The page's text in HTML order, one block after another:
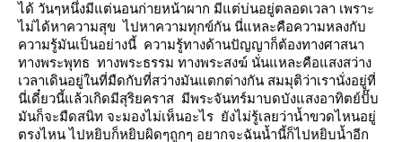
ได้ วันๆหนึ่งมีแต่นอนก่ายหน้าผาก มีแต่บ่นอยู่ตลอดเวลา เพราะ
ไม่ได้หาความสุข ไปหาความทุกข์กัน นี่แหละคือความหลงกับ
ความรู้มันเป็นอย่างนี้ ความรู้ทางด้านปัญญาก็ต้องทางศาสนา
ทางพระพุทธ ทางพระธรรม ทางพระสงฆ์ นั่นแหละคือแสงสว่าง
เวลาเดินอยู่ในที่มืดกับที่สว่างมันแตกต่างกัน สมมุติว่าเรานั่งอยู่ที่
นี่เดี๋ยวนี้แล้วเกิดมีสุริยคราส มีพระจันทร์มาบดบังแสงอาทิตย์ปั๊บ
มันก็จะมืดสนิท จะมองไม่เห็นอะไร ยังไม่รู้เลยว่าน้ำขวดไหนอยู่
ตรงไหน ไปหยิบก็หยิบผิดๆถูกๆ อยากจะฉันน้ำนี้ก็ไปหยิบน้ำอีก